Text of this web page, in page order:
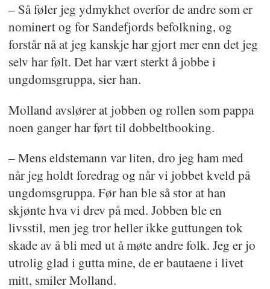
godt, og speiler mye godt arbeid fra
politiansatte både i 2018, og i en
årrekke tilbake i tid. I det avsluttende
juryarbeidet var det tema knyttet til
operativt politiarbeid, dyktig operativ
ledelse og forebyggende
ungdomsarbeid. Alle viktige
polititema.
Det er i juryen enighet om at flere av
de nominerte som var med i
finalerunden ville være verdige
vinnere.
– Så føler jeg ydmykhet overfor de andre som er
nominert og for Sandefjords befolkning, og
forstår nå at jeg kanskje har gjort mer enn det jeg
selv har følt. Det har vært sterkt å jobbe i
ungdomsgruppa, sier han.
Molland avslører at jobben og rollen som pappa
noen ganger har ført til dobbeltbooking.
– Mens eldstemann var liten, dro jeg ham med
når jeg holdt foredrag og når vi jobbet kveld på
ungdomsgruppa. Før han ble så stor at han
skjønte hva vi drev på med. Jobben ble en
livsstil, men jeg tror heller ikke guttungen tok
skade av å bli med ut å møte andre folk. Jeg er jo
utrolig glad i gutta mine, de er bautaene i livet
mitt, smiler Molland.